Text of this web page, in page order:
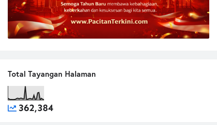
Total Tayangan Halaman
362,384